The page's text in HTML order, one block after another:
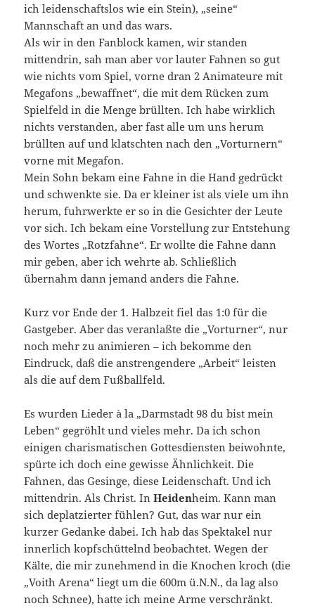
ich leidenschaftslos wie ein Stein), „seine“
Mannschaft an und das wars.
Als wir in den Fanblock kamen, wir standen
mittendrin, sah man aber vor lauter Fahnen so gut
wie nichts vom Spiel, vorne dran 2 Animateure mit
Megafons „bewaffnet“, die mit dem Rücken zum
Spielfeld in die Menge brüllten. Ich habe wirklich
nichts verstanden, aber fast alle um uns herum
brüllten auf und klatschten nach den „Vorturnern“
vorne mit Megafon.
Mein Sohn bekam eine Fahne in die Hand gedrückt
und schwenkte sie. Da er kleiner ist als viele um ihn
herum, fuhrwerkte er so in die Gesichter der Leute
vor sich. Ich bekam eine Vorstellung zur Entstehung
des Wortes „Rotzfahne“. Er wollte die Fahne dann
mir geben, aber ich wehrte ab. Schließlich
übernahm dann jemand anders die Fahne.
Kurz vor Ende der 1. Halbzeit fiel das 1:0 für die
Gastgeber. Aber das veranlaßte die „Vorturner“, nur
noch mehr zu animieren – ich bekomme den
Eindruck, daß die anstrengendere „Arbeit“ leisten
als die auf dem Fußballfeld.
Es wurden Lieder à la „Darmstadt 98 du bist mein
Leben“ gegröhlt und vieles mehr. Da ich schon
einigen charismatischen Gottesdiensten beiwohnte,
spürte ich doch eine gewisse Ähnlichkeit. Die
Fahnen, das Gesinge, diese Leidenschaft. Und ich
mittendrin. Als Christ. InHeidenheim. Kann man
sich deplatzierter fühlen? Gut, das war nur ein
kurzer Gedanke dabei. Ich hab das Spektakel nur
innerlich kopfschüttelnd beobachtet. Wegen der
Kälte, die mir zunehmend in die Knochen kroch (die
„Voith Arena“ liegt um die 600m ü.N.N., da lag also
noch Schnee), hatte ich meine Arme verschränkt.